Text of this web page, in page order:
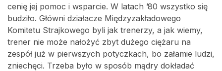
cenię jej pomoc i wsparcie. W latach ’80 wszystko się
budziło. Główni działacze Międzyzakładowego
Komitetu Strajkowego byli jak trenerzy, a jak wiemy,
trener nie może nałożyć zbyt dużego ciężaru na
zespół już w pierwszych potyczkach, bo załamie ludzi,
zniechęci. Trzeba było w sposób mądry dokładać